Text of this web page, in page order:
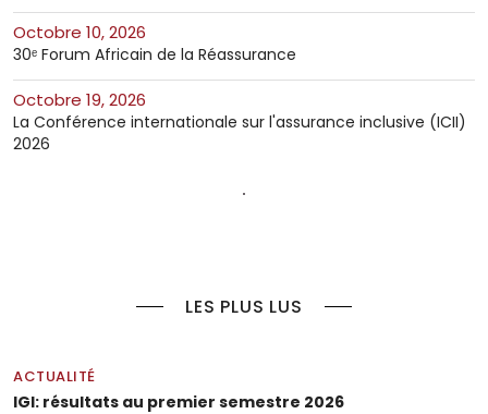
octobre 10, 2026
30ᵉ Forum Africain de la Réassurance
octobre 19, 2026
La Conférence internationale sur l'assurance inclusive (ICII)
2026
LES PLUS LUS
ACTUALITÉ
IGI: résultats au premier semestre 2026